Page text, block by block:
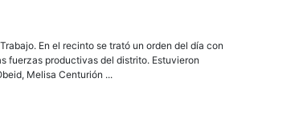
En el recinto se trató un orden del día con
fuerzas productivas del distrito. Estuvieron
Melisa Centurión ...